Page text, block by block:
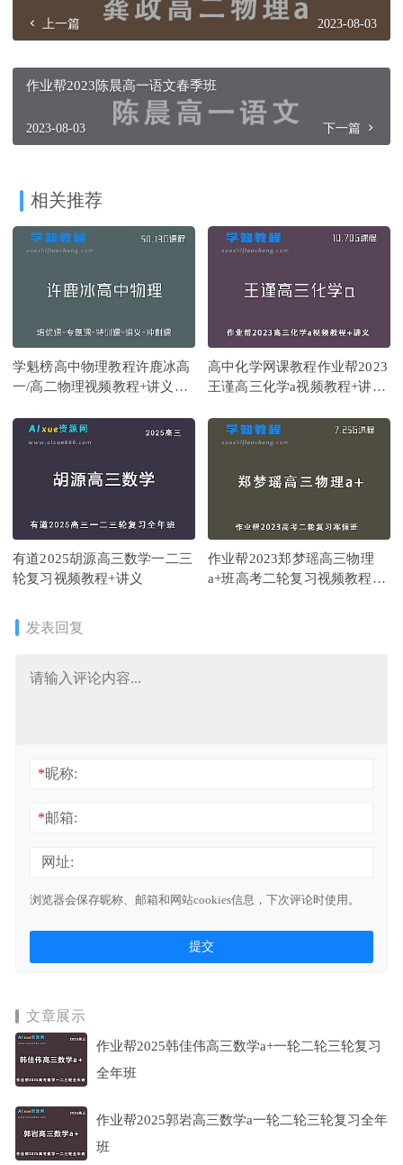
上一篇 2023-08-03
作业帮2023陈晨高一语文春季班
2023-08-03 下一篇
相关推荐
学魁榜高中物理教程许鹿冰高
一/高二物理视频教程+讲义
课）
高中化学网课教程作业帮2023
王谨高三化学a视频教程+讲义
有道2025胡源高三数学一二三
轮复习视频教程+讲义
作业帮2023郑梦瑶高三物理
a+班高考二轮复习视频教程
发表回复
*昵称:
*邮箱:
网址:
浏览器会保存昵称、邮箱和网站cookies信息，下次评论时使用。
文章展示
作业帮2025韩佳伟高三数学a+一轮二轮三轮复习
全年班
作业帮2025郭岩高三数学a一轮二轮三轮复习全年
班